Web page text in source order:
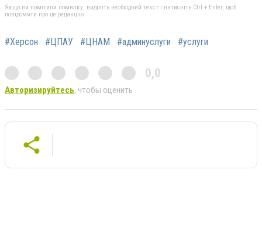
Якщо ви помітили помилку, виділіть необхідний текст і натисніть Ctrl + Enter, щоб
повідомити про це редакцію
#Херсон #ЦПАУ #ЦНАМ #админуслуги #услуги
0,0
Авторизируйтесь, чтобы оценить